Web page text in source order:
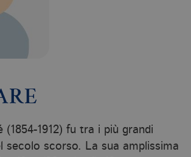
(1854-1912) fu tra i più grandi
secolo scorso. La sua amplissima